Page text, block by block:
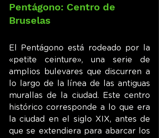
Pentágono: Centro de
Bruselas
El Pentágono está rodeado por la
«petite ceinture», una serie de
amplios bulevares que discurren a
lo largo de la línea de las antiguas
murallas de la ciudad. Este centro
histórico corresponde a lo que era
la ciudad en el siglo XIX, antes de
que se extendiera para abarcar los